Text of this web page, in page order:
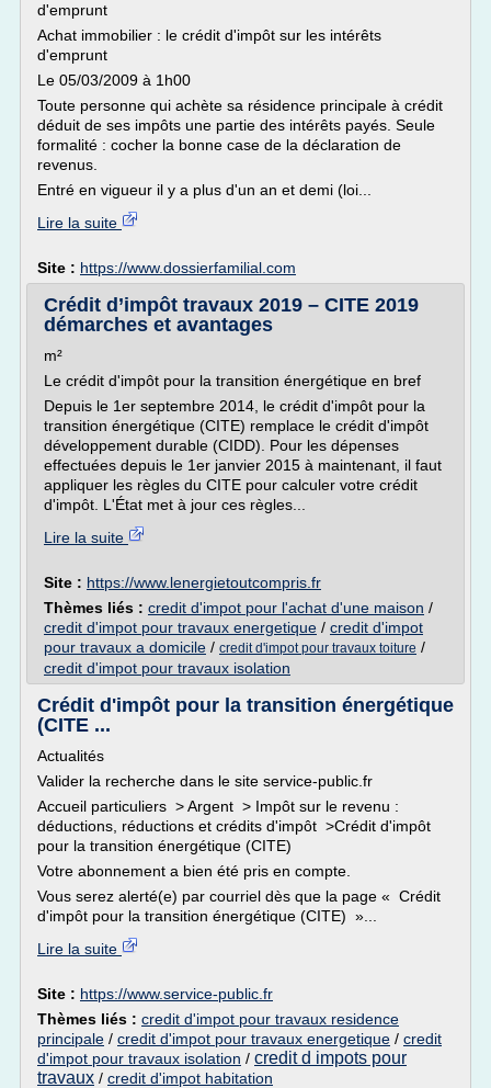
d'emprunt
Achat immobilier : le crédit d'impôt sur les intérêts
d'emprunt
Le 05/03/2009 à 1h00
Toute personne qui achète sa résidence principale à crédit
déduit de ses impôts une partie des intérêts payés. Seule
formalité : cocher la bonne case de la déclaration de
revenus.
Entré en vigueur il y a plus d'un an et demi (loi...
Lire la suite
Site : https://www.dossierfamilial.com
Crédit d’impôt travaux 2019 – CITE 2019
démarches et avantages
m²
Le crédit d'impôt pour la transition énergétique en bref
Depuis le 1er septembre 2014, le crédit d'impôt pour la
transition énergétique (CITE) remplace le crédit d'impôt
développement durable (CIDD). Pour les dépenses
effectuées depuis le 1er janvier 2015 à maintenant, il faut
appliquer les règles du CITE pour calculer votre crédit
d'impôt. L'État met à jour ces règles...
Lire la suite
Site : https://www.lenergietoutcompris.fr
Thèmes liés : credit d'impot pour l'achat d'une maison /
credit d'impot pour travaux energetique / credit d'impot
pour travaux a domicile / credit d'impot pour travaux toiture /
credit d'impot pour travaux isolation
Crédit d'impôt pour la transition énergétique
(CITE ...
Actualités
Valider la recherche dans le site service-public.fr
Accueil particuliers > Argent > Impôt sur le revenu :
déductions, réductions et crédits d'impôt >Crédit d'impôt
pour la transition énergétique (CITE)
Votre abonnement a bien été pris en compte.
Vous serez alerté(e) par courriel dès que la page « Crédit
d'impôt pour la transition énergétique (CITE) »...
Lire la suite
Site : https://www.service-public.fr
Thèmes liés : credit d'impot pour travaux residence
principale / credit d'impot pour travaux energetique / credit
d'impot pour travaux isolation / credit d impots pour
travaux / credit d'impot habitation